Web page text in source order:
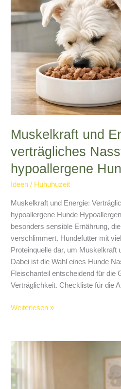
Muskelkraft und
verträgliches
hypoallergene
Ideen / Huhuhuzeit
Muskelkraft und Energie:
hypoallergene Hunde
besonders sensible Ernährung,
verschlimmert. Hundefutter mit
Proteinquelle dar, um Muskelkraft
Dabei ist die Wahl eines Hunde
Fleischanteil entscheidend für die
Verträglichkeit. Checkliste für die
Weiterlesen »
Hutschachtel
bis
Holzkiste